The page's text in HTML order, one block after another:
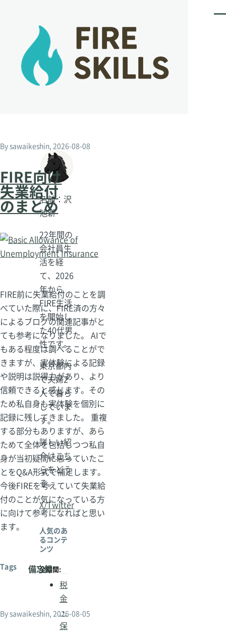
Bysawaikeshin, 2026-08-08
FIRE向け
失業給付
のまとめ
FIRE前に失業給付のことを調
べていた際に、FIRE済の方々
によるブログの関連記事がと
ても参考になりました。 AIで
もある程度は調べることがで
きますが、実体験による記録
や説明は説得力があり、より
信頼できると感じます。その
ため私自身も実体験を個別に
記録に残してきました。 重複
する部分もありますが、あら
ためて全体を包括しつつ私自
身が当初疑問に思っていたこ
とをQ&A形式で補足します。
今後FIREを考えていて失業給
付のことが気になっている方
に向けて参考になればと思い
ます。
Tags 備忘録
By sawaikeshin , 2026-08-05
名前：沢
池新
22年間の
会社員生
活を経
て、2026
年から
FIRE生活
を開始し
た40代男
性です。
東京都内
で夫婦2
人で暮ら
していま
す。
詳しい紹
介はこち
らをどう
ぞ。
X/Twitter
人気のあ
るコンテ
ンツ
全期間:
税
金
・
保